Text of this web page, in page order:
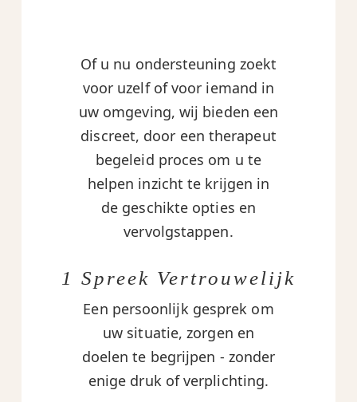
Of u nu ondersteuning zoekt
voor uzelf of voor iemand in
uw omgeving, wij bieden een
discreet, door een therapeut
begeleid proces om u te
helpen inzicht te krijgen in
de geschikte opties en
vervolgstappen.
1 Spreek Vertrouwelijk
Een persoonlijk gesprek om
uw situatie, zorgen en
doelen te begrijpen - zonder
enige druk of verplichting.